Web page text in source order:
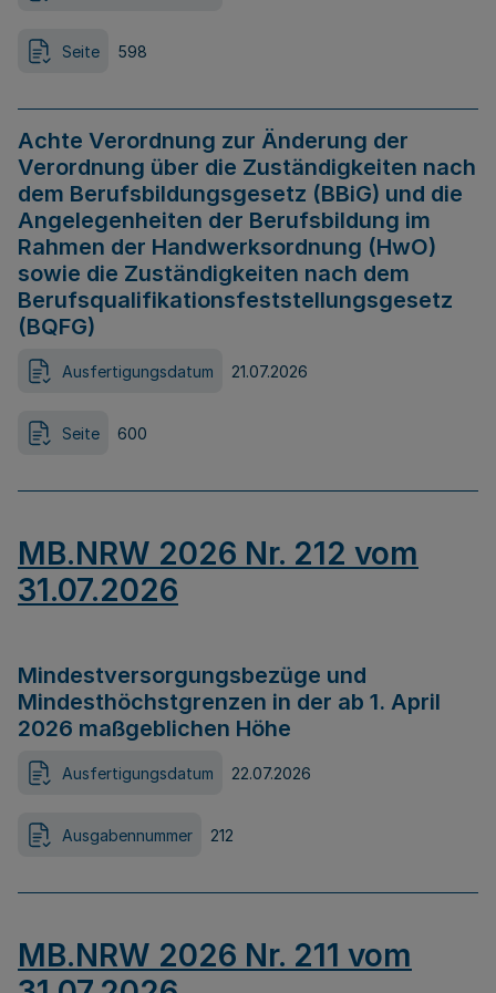
Seite 598
Achte Verordnung zur Änderung der
Verordnung über die Zuständigkeiten nach
dem Berufsbildungsgesetz (BBiG) und die
Angelegenheiten der Berufsbildung im
Rahmen der Handwerksordnung (HwO)
sowie die Zuständigkeiten nach dem
Berufsqualifikationsfeststellungsgesetz
(BQFG)
Ausfertigungsdatum 21.07.2026
Seite 600
MB.NRW 2026 Nr. 212 vom
31.07.2026
Mindestversorgungsbezüge und
Mindesthöchstgrenzen in der ab 1. April
2026 maßgeblichen Höhe
Ausfertigungsdatum 22.07.2026
Ausgabennummer 212
MB.NRW 2026 Nr. 211 vom